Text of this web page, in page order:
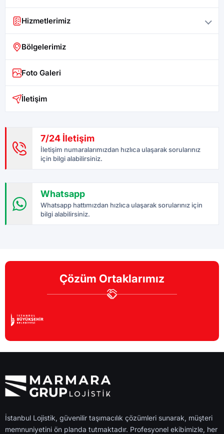
Hizmetlerimiz
Bölgelerimiz
Foto Galeri
İletişim
7/24 İletişim
İletişim numaralarımızdan hızlıca ulaşarak sorularınız
için bilgi alabilirsiniz.
Whatsapp
Whatsapp hattımızdan hızlıca ulaşarak sorularınız için
bilgi alabilirsiniz.
Çözüm Ortaklarımız
İstanbul Lojistik, güvenilir taşımacılık çözümleri sunarak, müşteri
memnuniyetini ön planda tutmaktadır. Profesyonel ekibimizle, her